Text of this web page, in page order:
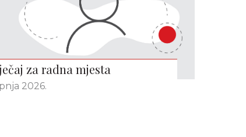
za radna mjesta
2026.